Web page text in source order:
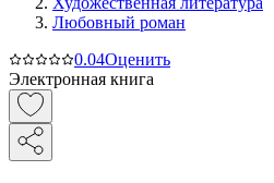
Любовный роман
0.04Оценить
Электронная книга